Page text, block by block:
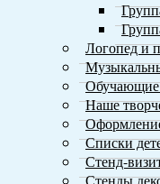
Логопед и
Наше
Списки
Стенд-